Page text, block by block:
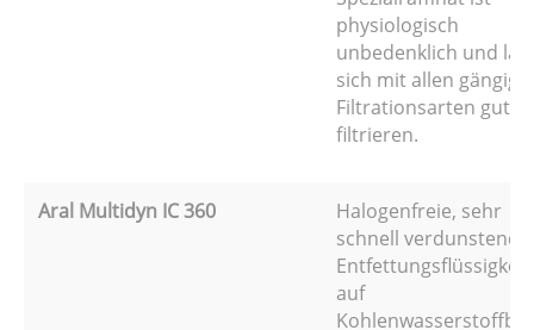
physiologisch
unbedenklich und
sich mit allen
Filtrationsarten gut
filtrieren.
Aral Multidyn IC 360
Halogenfreie, sehr
schnell verdunstende
Entfettungsflüssigkeit
auf